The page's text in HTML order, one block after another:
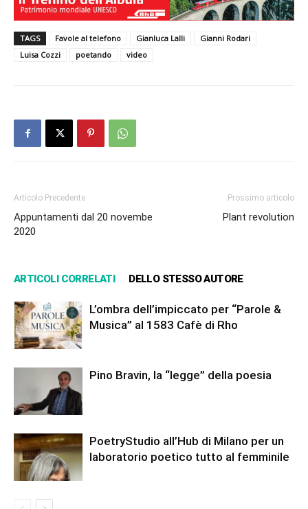
TAGS Favole al telefono Gianluca Lalli
Gianni Rodari
Luisa Cozzi
poetando video
Articolo Precedente
Appuntamenti dal 20 novembe
2020
Prossimo articolo
Plant revolution
ARTICOLI CORRELATI DELLO STESSO AUTORE
L’ombra dell’impiccato per “Parole &
Musica” al 1583 Cafè di Rho
Pino Bravin, la “legge” della poesia
PoetryStudio all’Hub di Milano per un
laboratorio poetico tutto al femminile